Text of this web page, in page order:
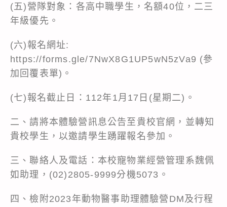
(五)營隊對象：各高中職學生，名額40位，二三
年級優先。
(六)報名網址:
https://forms.gle/7NwX8G1UP5wN5zVa9 (參
加回覆表單)。
(七)報名截止日：112年1月17日(星期二)。
二、請將本體驗營訊息公告至貴校官網，並轉知
貴校學生，以邀請學生踴躍報名參加。
三、聯絡人及電話：本校寵物業經營管理系魏佩
如助理，(02)2805-9999分機5073。
四、檢附2023年動物醫事助理體驗營DM及行程